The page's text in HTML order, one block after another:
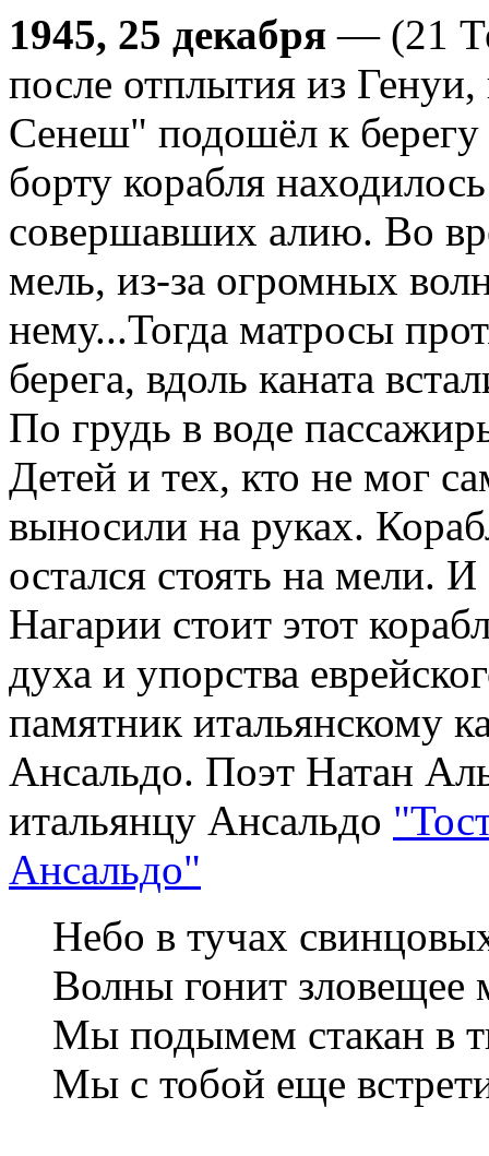
1945, 25 декабря — (21
после отплытия из
Сенеш" подошёл к берегу
борту корабля
совершавших алию. Во
мель, из-за огромных
нему...Тогда матросы
берега, вдоль каната
По грудь в воде
Детей и тех, кто не мог
выносили на руках.
остался стоять на мели. И
Нагарии стоит этот
духа и упорства
памятник итальянскому
Ансальдо. Поэт Натан
итальянцу Ансальдо
Ансальдо"
Небо в тучах
Волны гонит зловещее
Мы подымем стакан в
Мы с тобой еще